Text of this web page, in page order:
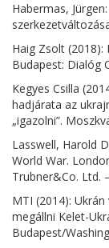
Habermas,
Haig Zsolt
Budapest: Dialóg
Kegyes Csilla
hadjárata az
„igazolni”.
Lasswell, Harold
World War.
Trubner&Co. Ltd.
MTI (2014):
megállni Kelet-
Budapest/